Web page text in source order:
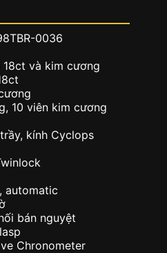
0036
18ct và kim cương
10 viên kim cương
kính Cyclops
automatic
bán nguyệt
Chronometer